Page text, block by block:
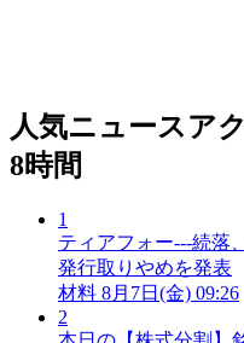
人気ニュースア
8時間
1
ティアフォー---続落
発行取りやめを発表
材料 8月7日(金) 09:26
2